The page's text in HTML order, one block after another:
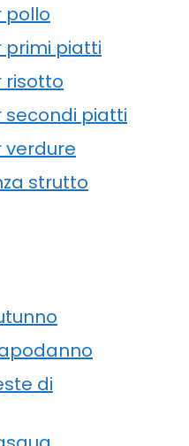
pollo
primi piatti
risotto
secondi piatti
verdure
strutto
di